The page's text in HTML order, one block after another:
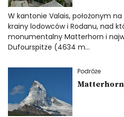
Dom na kółkach
W kantonie Valais, położonym
krainy lodowców i Rodanu, nad
monumentalny Matterhorn i
Dufourspitze (4634 m…
Podróże
Matterhorn